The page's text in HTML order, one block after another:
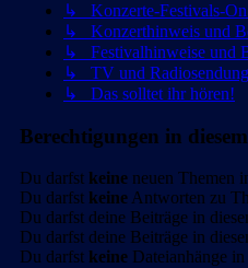
↳ Konzerte-Festivals-
↳ Konzerthinweis und
↳ Festivalhinweise und
↳ TV und
↳ Das solltet ihr hören!
Berechtigungen in
Du darfst keine neuen Themen
Du darfst keineAntworten zu
Du darfst deine Beiträge in
Du darfst deine Beiträge in
Du darfst keine Dateianhänge